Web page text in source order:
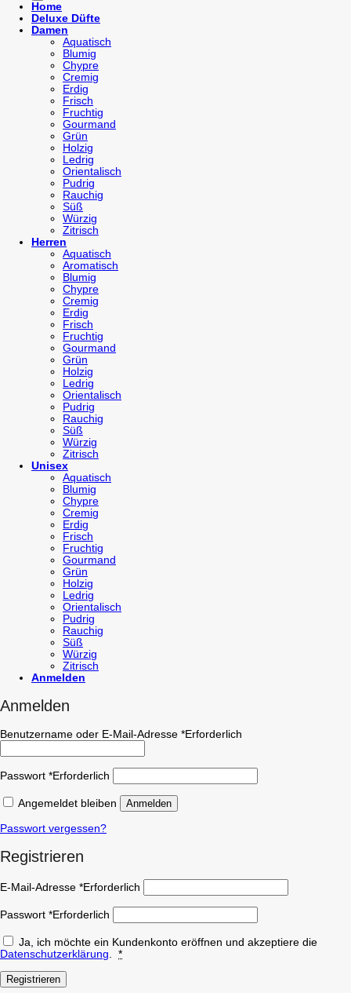
Home
Deluxe Düfte
Damen
Aquatisch
Blumig
Chypre
Cremig
Erdig
Frisch
Fruchtig
Gourmand
Grün
Holzig
Ledrig
Orientalisch
Pudrig
Rauchig
Süß
Würzig
Zitrisch
Herren
Aquatisch
Aromatisch
Blumig
Chypre
Cremig
Erdig
Frisch
Fruchtig
Gourmand
Grün
Holzig
Ledrig
Orientalisch
Pudrig
Rauchig
Süß
Würzig
Zitrisch
Unisex
Aquatisch
Blumig
Chypre
Cremig
Erdig
Frisch
Fruchtig
Gourmand
Grün
Holzig
Ledrig
Orientalisch
Pudrig
Rauchig
Süß
Würzig
Zitrisch
Anmelden
Anmelden
Benutzername oder E-Mail-Adresse *Erforderlich
Passwort *Erforderlich
Angemeldet bleiben Anmelden
Passwort vergessen?
Registrieren
E-Mail-Adresse *Erforderlich
Passwort *Erforderlich
Ja, ich möchte ein Kundenkonto eröffnen und akzeptiere die
Datenschutzerklärung. *
Registrieren